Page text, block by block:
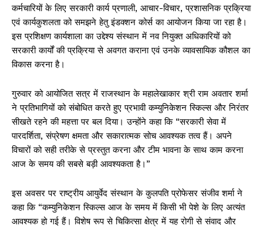
कर्मचारियों के लिए सरकारी कार्य प्रणाली, आचार-विचार, प्रशासनिक प्रक्रिया
एवं कार्यकुशलता को समझने हेतु इंडक्शन कोर्स का आयोजन किया जा रहा है।
इस प्रशिक्षण कार्यशाला का उद्देश्य संस्थान में नव नियुक्त अधिकारियों को
सरकारी कार्यों की प्रक्रिया से अवगत कराना एवं उनके व्यावसायिक कौशल का
विकास करना है।
गुरुवार को आयोजित सत्र में राजस्थान के महालेखाकार श्री राम अवतार शर्मा
ने प्रतिभागियों को संबोधित करते हुए प्रभावी कम्युनिकेशन स्किल्स और निरंतर
सीखते रहने की महत्ता पर बल दिया। उन्होंने कहा कि “सरकारी सेवा में
पारदर्शिता, संप्रेषण क्षमता और सकारात्मक सोच आवश्यक तत्व हैं। अपने
विचारों को सही तरीके से प्रस्तुत करना और टीम भावना के साथ काम करना
आज के समय की सबसे बड़ी आवश्यकता है।”
इस अवसर पर राष्ट्रीय आयुर्वेद संस्थान के कुलपति प्रोफेसर संजीव शर्मा ने
कहा कि “कम्युनिकेशन स्किल्स आज के समय में किसी भी पेशे के लिए अत्यंत
आवश्यक हो गई हैं। विशेष रूप से चिकित्सा क्षेत्र में यह रोगी से संवाद और